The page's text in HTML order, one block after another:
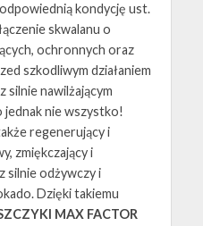
kondycję ust.
skwalanu o
ochronnych oraz
szkodliwym działaniem
silnie nawilżającym
jednak nie wszystko!
regenerujący i
zmiękczający i
silnie odżywczy i
Dzięki takiemu
MAX FACTOR